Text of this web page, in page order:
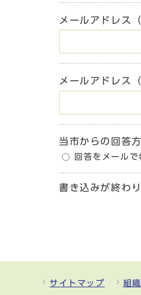
メールアドレス
メールアドレス
当市からの回答
回答をメールで
書き込みが終わ
サイトマップ 組